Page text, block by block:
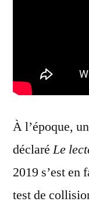
À l’époque,
déclaréLe
2019 s’est
test de